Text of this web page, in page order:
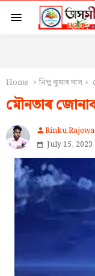
Home নিপু কুমাৰ দাস
মৌনতাৰ
personRinku
July 15, 2023